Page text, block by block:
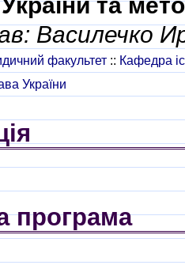
Василечко
факультет :: Кафедра
України
програма